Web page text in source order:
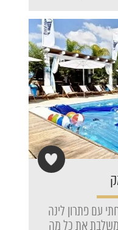
עם פתרון לינה
את כל מה